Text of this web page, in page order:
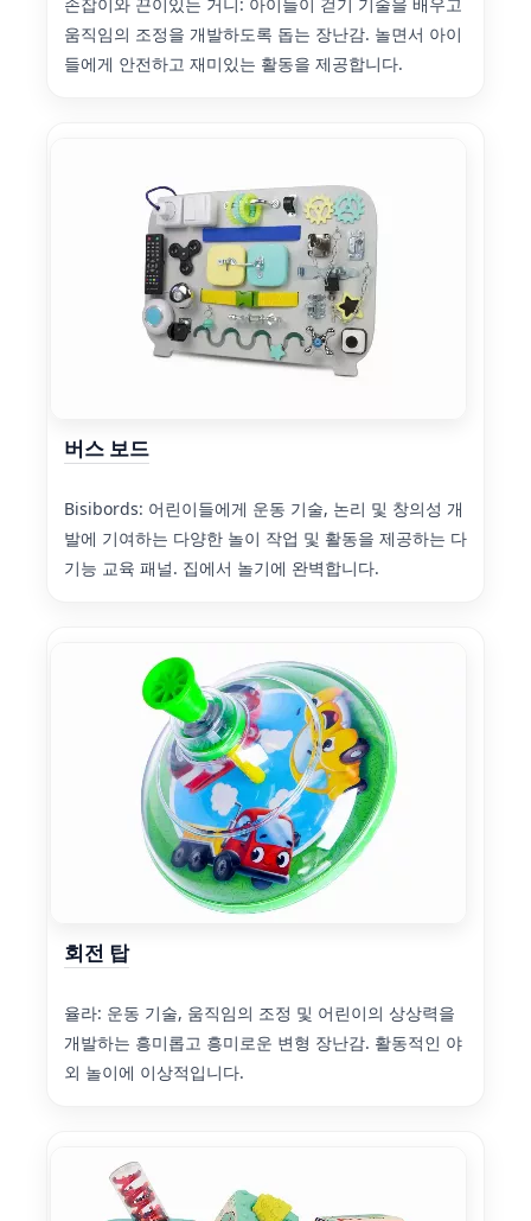
움직임의 조정을 개발하도록 돕는 장난감. 놀면서 아이
들에게 안전하고 재미있는 활동을 제공합니다.
버스 보드
Bisibords: 어린이들에게 운동 기술, 논리 및 창의성 개
발에 기여하는 다양한 놀이 작업 및 활동을 제공하는 다
기능 교육 패널. 집에서 놀기에 완벽합니다.
회전 탑
율라: 운동 기술, 움직임의 조정 및 어린이의 상상력을
개발하는 흥미롭고 흥미로운 변형 장난감. 활동적인 야
외 놀이에 이상적입니다.